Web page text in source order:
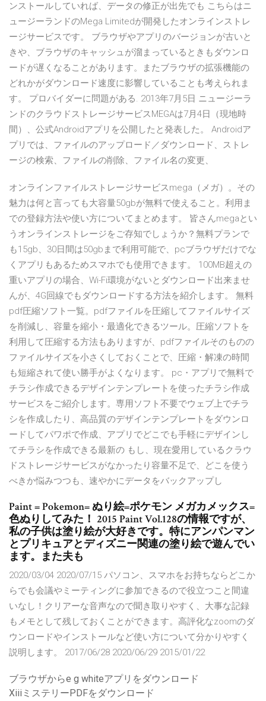
ンストールしていれば、データの修正が出先でも こちらはニ
ュージーランドのMega Limitedが開発したオンラインストレ
ージサービスです。 ブラウザやアプリのバージョンが古いと
きや、ブラウザのキャッシュが溜まっているときもダウンロ
ードが遅くなることがあります。またブラウザの拡張機能の
どれかがダウンロード速度に影響していることも考えられま
す。 プロバイダーに問題がある. 2013年7月5日 ニュージーラ
ンドのクラウドストレージサービスMEGAは7月4日（現地時
間）、公式Androidアプリを公開したと発表した。 Androidア
プリでは、ファイルのアップロード／ダウンロード、ストレ
ージの検索、ファイルの削除、ファイル名の変更、
オンラインファイルストレージサービスmega（メガ）。その
魅力は何と言っても大容量50gbが無料で使えること。利用ま
での登録方法や使い方についてまとめます。 皆さんmegaとい
うオンラインストレージをご存知でしょうか？無料プランで
も15gb、30日間は50gbまで利用可能で、pcブラウザだけでな
くアプリもあるためスマホでも使用できます。 100MB超えの
重いアプリの場合、Wi-Fi環境がないとダウンロード出来ませ
んが、4G回線でもダウンロードする方法を紹介します。 無料
pdf圧縮ソフト一覧。pdfファイルを圧縮してファイルサイズ
を削減し、容量を縮小・最適化できるツール。圧縮ソフトを
利用して圧縮する方法もありますが、pdfファイルそのものの
ファイルサイズを小さくしておくことで、圧縮・解凍の時間
も短縮されて使い勝手がよくなります。 pc・アプリで無料で
チラシ作成できるデザインテンプレートを使ったチラシ作成
サービスをご紹介します。専用ソフト不要でウェブ上でチラ
シを作成したり、高品質のデザインテンプレートをダウンロ
ードしてパワポで作成、アプリでどこでも手軽にデザインし
てチラシを作成できる最新の もし、現在愛用しているクラウ
ドストレージサービスがなかったり容量不足で、どこを使う
べきか悩みつつも、速やかにデータをバックアップし
Paint = Pokemon= ぬり絵=ポケモン メガカメックス=
色ぬりしてみた！ 2015 Paint Vol.128の情報ですが、
私の子供は塗り絵が大好きです。特にアンパンマン
とプリキュアとディズニー関連の塗り絵で遊んでい
ます。また夫も
2020/03/04 2020/07/15 パソコン、スマホをお持ちならどこか
らでも会議やミーティングに参加できるので役立つこと間違
いなし！クリアーな音声なので聞き取りやすく、大事な記録
もメモとして残しておくことができます。高評化なzoomのダ
ウンロードやインストールなど使い方について分かりやすく
説明します。 2017/06/28 2020/06/29 2015/01/22
ブラウザからe g whiteアプリをダウンロード
XiiiミステリーPDFをダウンロード